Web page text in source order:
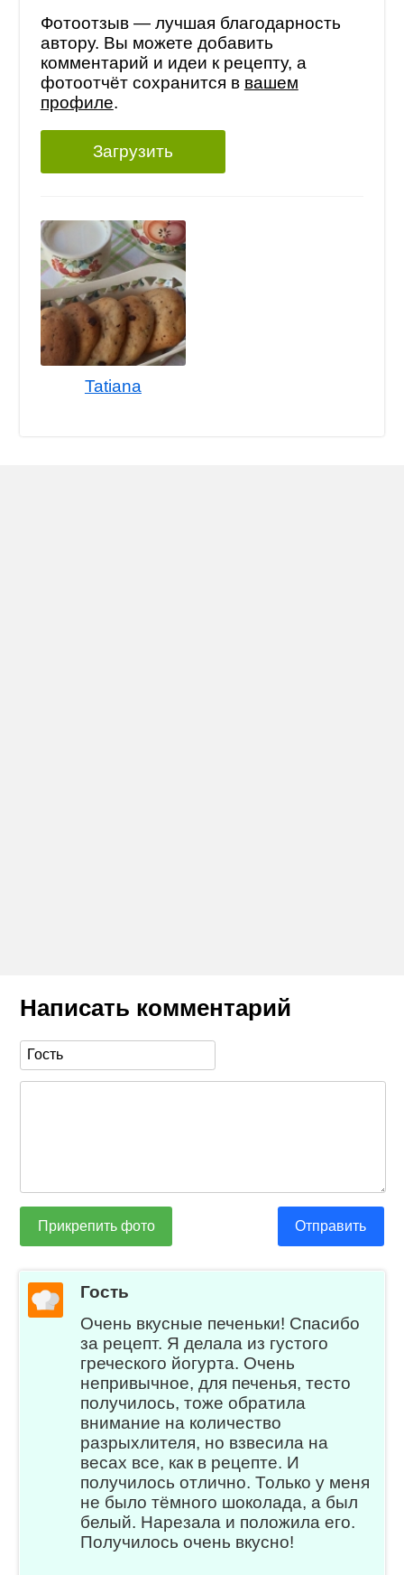
Фотоотзыв — лучшая благодарность
автору. Вы можете добавить
комментарий и идеи к рецепту, а
фотоотчёт сохранится в вашем
профиле.
Загрузить
Tatiana
Написать комментарий
Прикрепить фото Отправить
Гость
Очень вкусные печеньки! Спасибо
за рецепт. Я делала из густого
греческого йогурта. Очень
непривычное, для печенья, тесто
получилось, тоже обратила
внимание на количество
разрыхлителя, но взвесила на
весах все, как в рецепте. И
получилось отлично. Только у меня
не было тёмного шоколада, а был
белый. Нарезала и положила его.
Получилось очень вкусно!